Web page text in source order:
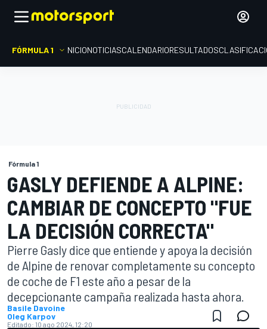
FÓRMULA 1 INICIONOTICIASCALENDARIORESULTADOS
Fórmula 1
GASLY DEFIENDE A ALPINE:
CAMBIAR DE CONCEPTO "FUE
LA DECISIÓN CORRECTA"
Pierre Gasly dice que entiende y apoya la decisión
de Alpine de renovar completamente su concepto
de coche de F1 este año a pesar de la
decepcionante campaña realizada hasta ahora.
Basile Davoine
Oleg Karpov
Editado: 10 ago 2024, 12:20